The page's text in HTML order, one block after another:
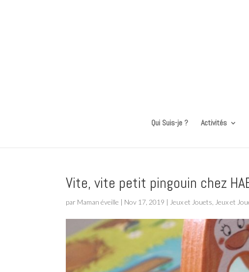
Qui Suis-je ? Activités
Vite, vite petit pingouin chez
par Maman éveille | Nov 17, 2019 | Jeux et Jouets Jeux et